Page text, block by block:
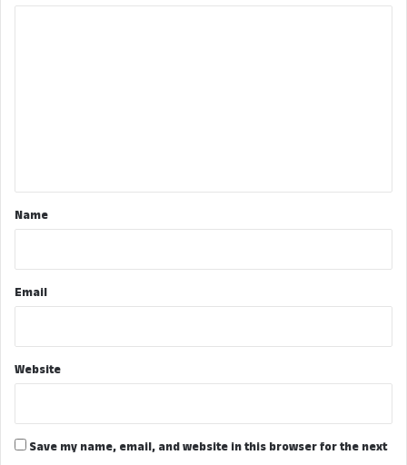
*Name
Email
Website
Save my name, email, and website in this browser for the next